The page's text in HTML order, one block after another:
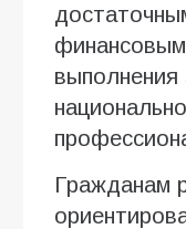
Гражданам